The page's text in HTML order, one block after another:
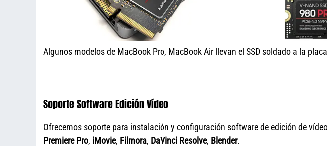
Algunos modelos de MacBook Pro, MacBook Air llevan el SSD soldado a la
Soporte Software Edición Vídeo
Ofrecemos soporte para instalación y configuración software de edición de
Premiere Pro, iMovie, Filmora, DaVinci Resolve, Blender.